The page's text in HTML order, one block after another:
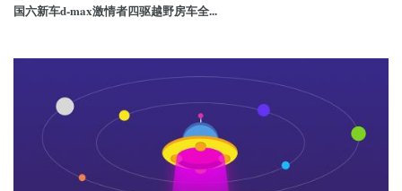
国六新车d-max激情者四驱越野房车全...